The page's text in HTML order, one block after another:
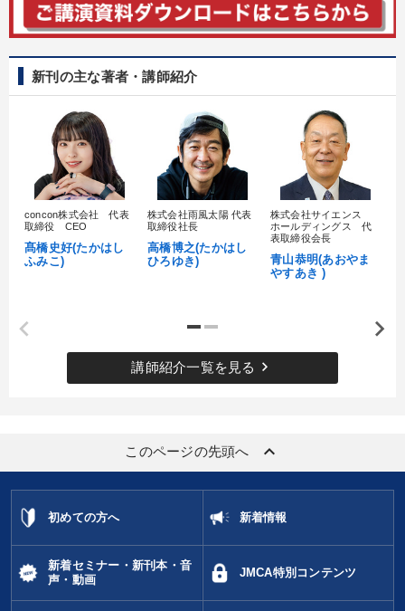
新刊の主な著者・講師紹介
concon株式会社 代表
取締役 CEO
髙橋史好(たかはし
ふみこ)
株式会社雨風太陽 代表
取締役社長
高橋博之(たかはし
ひろゆき)
株式会社サイエンス
ホールディングス 代
表取締役会長
青山恭明(あおやま
やすあき )
講師紹介一覧を見る keyboard_arrow_right
このページの先頭へ keyboard_arrow_up
初めての方へ 新着情報
新着セミナー・新刊本・音
声・動画
JMCA特別コンテンツ